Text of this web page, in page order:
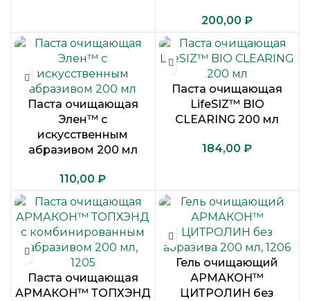
₽
Паста очищающая
Элен™ с
искусственным
абразивом 200 мл
₽
Паста очищающая
LifeSIZ™ BIO
CLEARING 200 мл
₽
Паста очищающая
АРМАКОН™ ТОПХЭНД
Гель очищающий
АРМАКОН™
ЦИТРОЛИН без